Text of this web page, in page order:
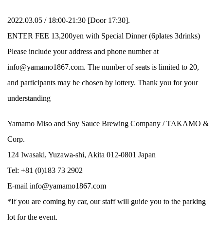
2022.03.05 / 18:00-21:30 [Door 17:30].
ENTER FEE 13,200yen with Special Dinner (6plates 3drinks)
Please include your address and phone number at
info@yamamo1867.com. The number of seats is limited to 20,
and participants may be chosen by lottery. Thank you for your
understanding
Yamamo Miso and Soy Sauce Brewing Company / TAKAMO &
Corp.
124 Iwasaki, Yuzawa-shi, Akita 012-0801 Japan
Tel: +81 (0)183 73 2902
E-mail info@yamamo1867.com
*If you are coming by car, our staff will guide you to the parking
lot for the event.